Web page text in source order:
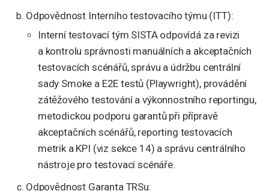
Odpovědnost Interního testovacího týmu (ITT):
Interní testovací tým SISTA odpovídá za revizi
a kontrolu správnosti manuálních a akceptačních
testovacích scénářů, správu a údržbu centrální
sady Smoke a E2E testů (Playwright), provádění
zátěžového testování a výkonnostního reportingu,
metodickou podporu garantů při přípravě
akceptačních scénářů, reporting testovacích
metrik a KPI (viz sekce 14) a správu centrálního
nástroje pro testovací scénáře.
Odpovědnost Garanta TRSu: